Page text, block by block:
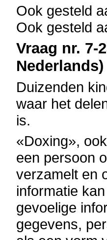
Ook gesteld
Ook gesteld
Vraag nr. 7-
Nederlands)
Duizenden
waar het
is.
«Doxing»,
een persoon
verzamelt en
informatie
gevoelige
gegevens,